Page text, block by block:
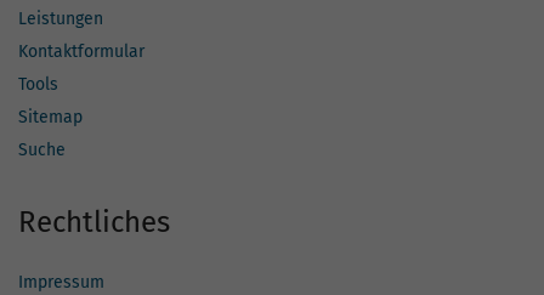
Leistungen
Kontaktformular
Tools
Sitemap
Suche
Rechtliches
Impressum